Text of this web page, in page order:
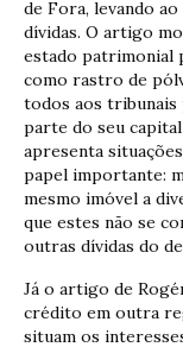
de Fora, levando
dívidas. O artigo
estado patrimonial
como rastro de
todos aos tribunais
parte do seu
apresenta
papel importante:
mesmo imóvel a
que estes não se
outras dívidas do
Já o artigo de
crédito em outra
situam os